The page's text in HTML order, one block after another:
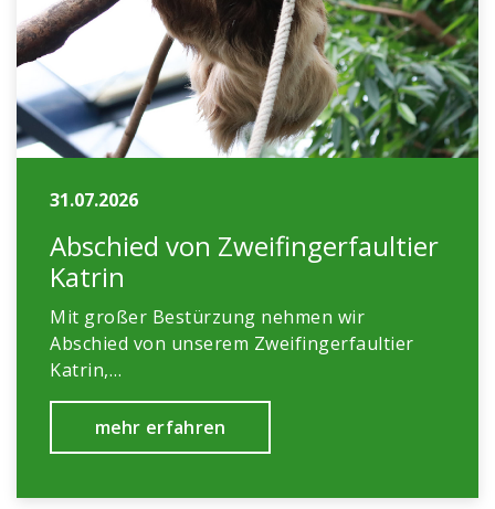
31.07.2026
Abschied von Zweifingerfaultier
Katrin
Mit großer Bestürzung nehmen wir
Abschied von unserem Zweifingerfaultier
Katrin,…
mehr erfahren